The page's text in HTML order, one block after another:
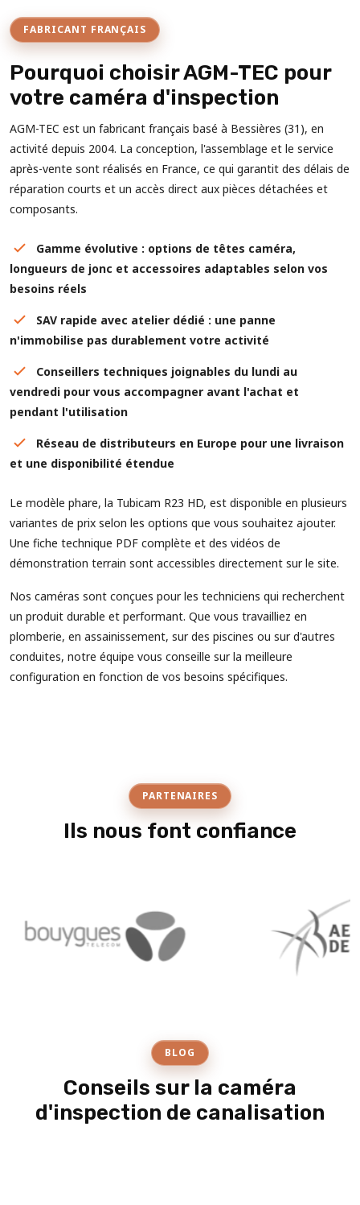
FABRICANT FRANÇAIS
Pourquoi choisir AGM-TEC pour
votre caméra d'inspection
AGM-TEC est un fabricant français basé à Bessières (31), en
activité depuis 2004. La conception, l'assemblage et le service
après-vente sont réalisés en France, ce qui garantit des délais de
réparation courts et un accès direct aux pièces détachées et
composants.
Gamme évolutive : options de têtes caméra,
longueurs de jonc et accessoires adaptables selon vos
besoins réels
SAV rapide avec atelier dédié : une panne
n'immobilise pas durablement votre activité
Conseillers techniques joignables du lundi au
vendredi pour vous accompagner avant l'achat et
pendant l'utilisation
Réseau de distributeurs en Europe pour une livraison
et une disponibilité étendue
Le modèle phare, la Tubicam R23 HD, est disponible en plusieurs
variantes de prix selon les options que vous souhaitez ajouter.
Une fiche technique PDF complète et des vidéos de
démonstration terrain sont accessibles directement sur le site.
Nos caméras sont conçues pour les techniciens qui recherchent
un produit durable et performant. Que vous travailliez en
plomberie, en assainissement, sur des piscines ou sur d'autres
conduites, notre équipe vous conseille sur la meilleure
configuration en fonction de vos besoins spécifiques.
PARTENAIRES
Ils nous font confiance
BLOG
Conseils sur la caméra
d'inspection de canalisation